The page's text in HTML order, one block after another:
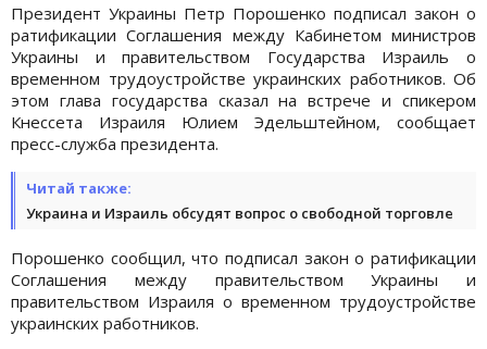
Президент Украины Петр Порошенко подписал закон о
ратификации Соглашения между Кабинетом министров
Украины и правительством Государства Израиль о
временном трудоустройстве украинских работников. Об
этом глава государства сказал на встрече и спикером
Кнессета Израиля Юлием Эдельштейном, сообщает
пресс-служба президента.
Читай также:
Украина и Израиль обсудят вопрос о свободной торговле
Порошенко сообщил, что подписал закон о ратификации
Соглашения между правительством Украины и
правительством Израиля о временном трудоустройстве
украинских работников.